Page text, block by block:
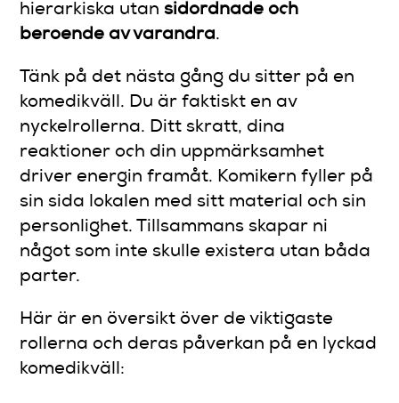
hierarkiska utansidordnade och
beroende av varandra.
Tänk på det nästa gång du sitter på en
komedikväll. Du är faktiskt en av
nyckelrollerna. Ditt skratt, dina
reaktioner och din uppmärksamhet
driver energin framåt. Komikern fyller på
sin sida lokalen med sitt material och sin
personlighet. Tillsammans skapar ni
något som inte skulle existera utan båda
parter.
Här är en översikt över de viktigaste
rollerna och deras påverkan på en lyckad
komedikväll: